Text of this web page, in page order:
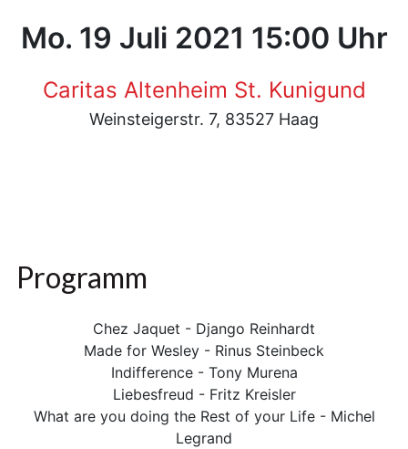
Mo. 19 Juli 2021 15:00 Uhr
Caritas Altenheim St. Kunigund
Weinsteigerstr. 7, 83527 Haag
Programm
Chez Jaquet - Django Reinhardt
Made for Wesley - Rinus Steinbeck
Indifference - Tony Murena
Liebesfreud - Fritz Kreisler
What are you doing the Rest of your Life - Michel
Legrand